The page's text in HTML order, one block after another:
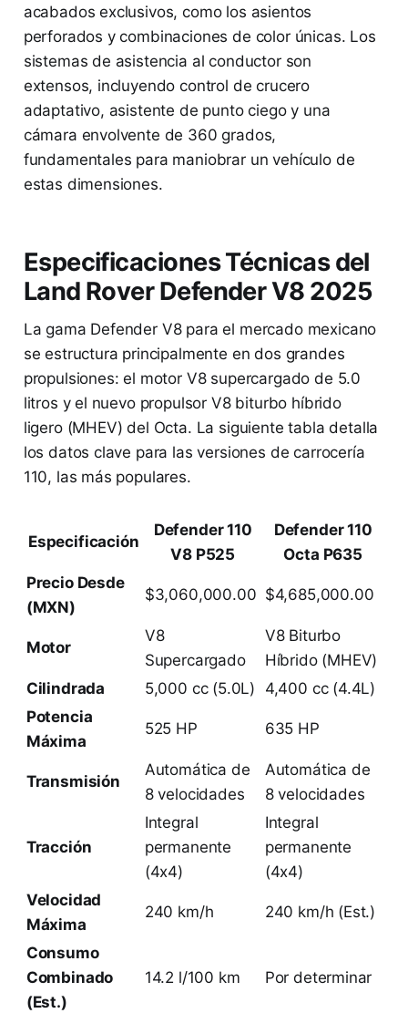
acabados exclusivos, como los asientos
perforados y combinaciones de color únicas. Los
sistemas de asistencia al conductor son
extensos, incluyendo control de crucero
adaptativo, asistente de punto ciego y una
cámara envolvente de 360 grados,
fundamentales para maniobrar un vehículo de
estas dimensiones.
Especificaciones Técnicas del
Land Rover Defender V8 2025
La gama Defender V8 para el mercado mexicano
se estructura principalmente en dos grandes
propulsiones: el motor V8 supercargado de 5.0
litros y el nuevo propulsor V8 biturbo híbrido
ligero (MHEV) del Octa. La siguiente tabla detalla
los datos clave para las versiones de carrocería
110, las más populares.
Especificación
Defender 110
V8 P525
Defender 110
Octa P635
Precio Desde
(MXN)
$3,060,000.00 $4,685,000.00
Motor
V8
Supercargado
V8 Biturbo
Híbrido (MHEV)
Cilindrada
5,000 cc (5.0L)
4,400 cc (4.4L)
Potencia
Máxima
525 HP 635 HP
Transmisión
Automática de
8 velocidades
Automática de
8 velocidades
Tracción
Integral
permanente
(4x4)
Integral
permanente
(4x4)
Velocidad
Máxima
240 km/h 240 km/h (Est.)
Consumo
Combinado
(Est.)
14.2 l/100 km Por determinar